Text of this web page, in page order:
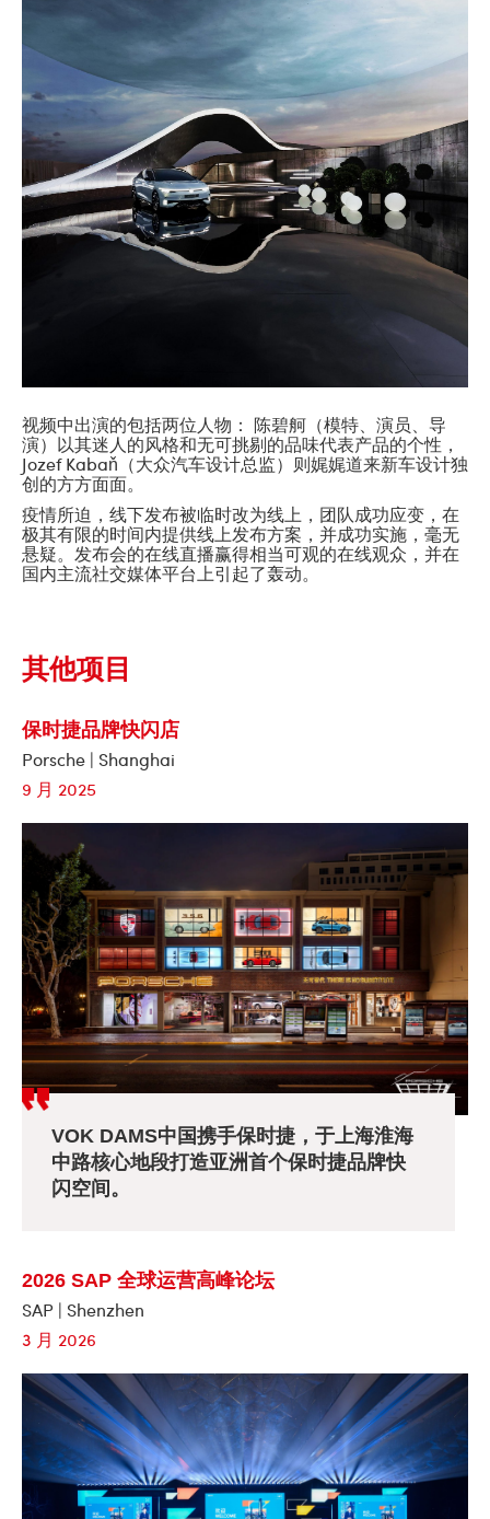
视频中出演的包括两位人物： 陈碧舸（模特、演员、导
演）以其迷人的风格和无可挑剔的品味代表产品的个性，
Jozef Kabaň（大众汽车设计总监）则娓娓道来新车设计独
创的方方面面。
疫情所迫，线下发布被临时改为线上，团队成功应变，在
极其有限的时间内提供线上发布方案，并成功实施，毫无
悬疑。发布会的在线直播赢得相当可观的在线观众，并在
国内主流社交媒体平台上引起了轰动。
其他项目
保时捷品牌快闪店
Porsche | Shanghai
9 月 2025
VOK DAMS中国携手保时捷，于上海淮海
中路核心地段打造亚洲首个保时捷品牌快
闪空间。
2026 SAP 全球运营高峰论坛
SAP | Shenzhen
3 月 2026